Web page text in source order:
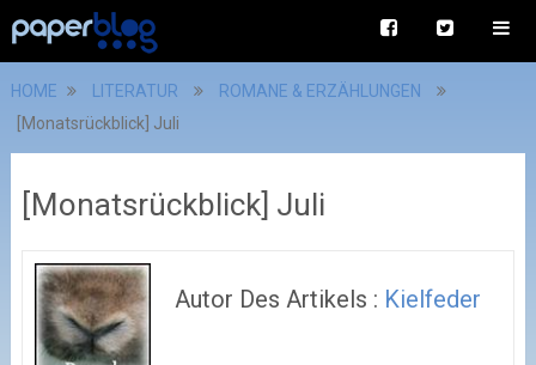
HOME LITERATUR
ROMANE & ERZÄHLUNGEN
[Monatsrückblick] Juli
[Monatsrückblick] Juli
Autor Des Artikels : Kielfeder